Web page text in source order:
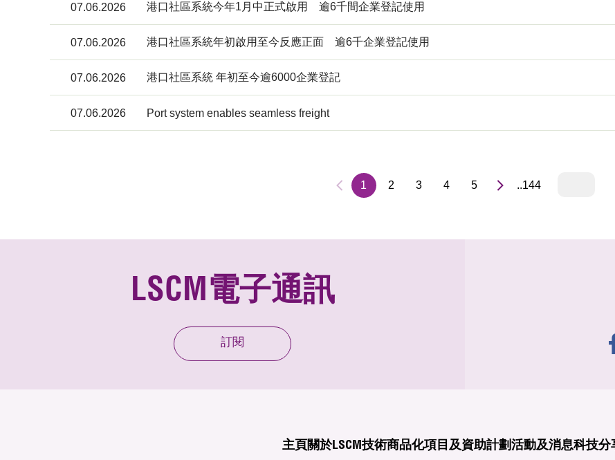
07.06.2026 港口社區系統今年1月中正式啟用 逾6千間企業登記使用
07.06.2026 港口社區系統年初啟用至今反應正面 逾6千企業登記使用
07.06.2026 港口社區系統 年初至今逾6000企業登記
07.06.2026 Port system enables seamless freight
1 2 3 4 5 ..144
LSCM電子通訊
訂閱
主頁關於LSCM技術商品化項目及資助計劃活動及消息科技分